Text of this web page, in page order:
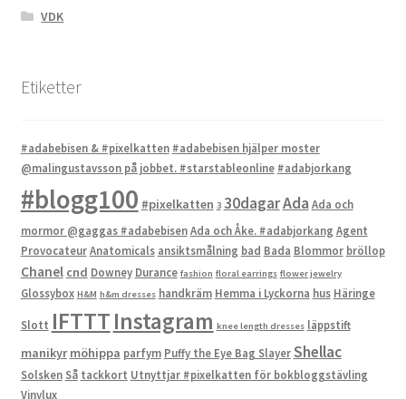
VDK
Etiketter
#adabebisen & #pixelkatten #adabebisen hjälper moster
@malingustavsson på jobbet. #starstableonline #adabjorkang
#blogg100 #pixelkatten 3 30dagarAda Ada och
mormor @gaggas #adabebisenAda och Åke. #adabjorkang Agent
ProvocateurAnatomicals ansiktsmålning bad Bada Blommor bröllop
Chanel cnd Downey Durance fashion floral earrings flower jewelry
Glossybox H&M h&m dresses handkräm Hemma i Lyckorna hus Häringe
Slott IFTTTInstagram knee length dresses läppstift
manikyr möhippa parfym Puffy the Eye Bag SlayerShellac
Solsken Så tackkort Utnyttjar #pixelkatten för bokbloggstävling
Vinylux